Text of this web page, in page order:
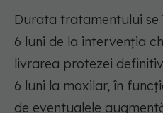
Durata tratamentului se
6 luni de la intervenția
livrarea protezei
6 luni la maxilar, în
de eventualele